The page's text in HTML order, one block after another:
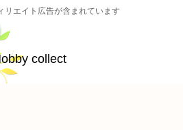
リエイト広告が含まれています
collect